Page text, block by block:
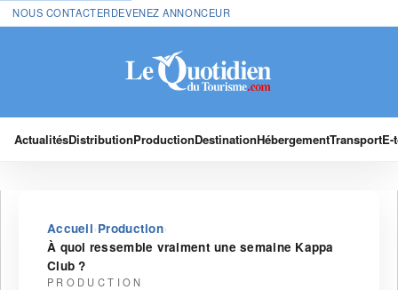
NOUS CONTACTERDEVENEZ ANNONCEUR
ActualitésDistributionProductionDestinationHébergementTransport
Accueil›Production›
À quoi ressemble vraiment une semaine Kappa
Club ?
PRODUCTION